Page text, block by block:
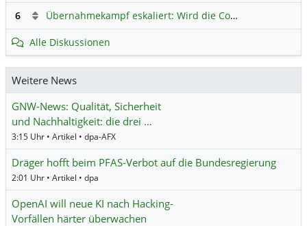
6 Übernahmekampf eskaliert: Wird die Commerzbank italienisch?
Alle Diskussionen
Weitere News
GNW-News: Qualität, Sicherheit
und Nachhaltigkeit: die drei …
3:15 Uhr • Artikel • dpa-AFX
Dräger hofft beim PFAS-Verbot auf die Bundesregierung
2:01 Uhr • Artikel • dpa
OpenAI will neue KI nach Hacking-
Vorfällen härter überwachen